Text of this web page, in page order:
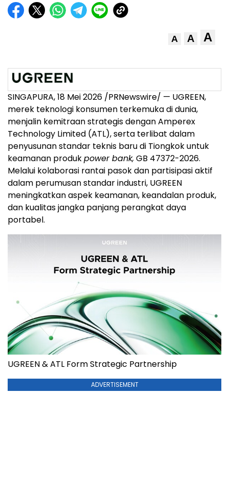
A A A
SINGAPURA, 18 Mei 2026 /PRNewswire/ — UGREEN,
merek teknologi konsumen terkemuka di dunia,
menjalin kemitraan strategis dengan Amperex
Technology Limited (ATL), serta terlibat dalam
penyusunan standar teknis baru di Tiongkok untuk
keamanan produkpower bank, GB 47372-2026.
Melalui kolaborasi rantai pasok dan partisipasi aktif
dalam perumusan standar industri, UGREEN
meningkatkan aspek keamanan, keandalan produk,
dan kualitas jangka panjang perangkat daya
portabel.
UGREEN & ATL Form Strategic Partnership
ADVERTISEMENT